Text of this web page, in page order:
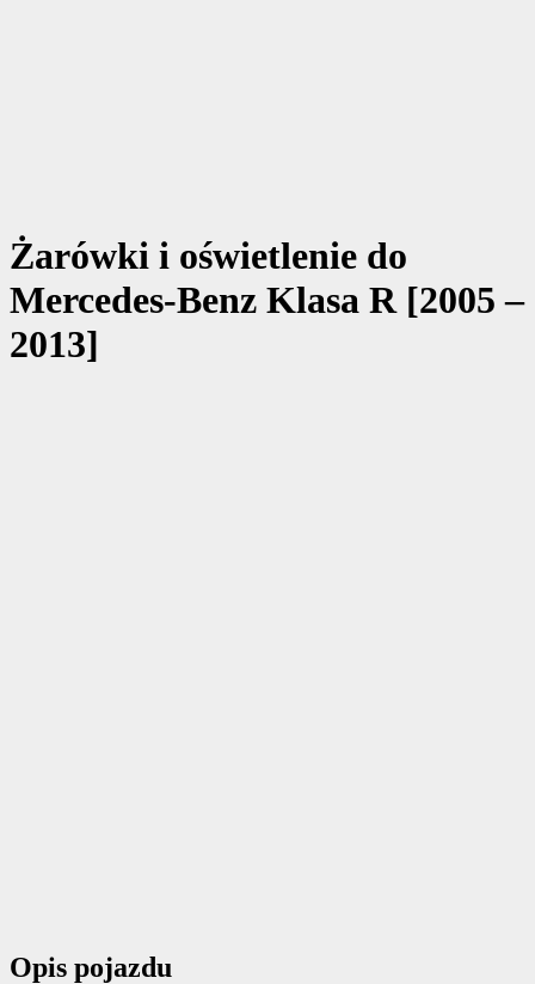
Żarówki i oświetlenie do
Mercedes-Benz Klasa R [2005 –
2013]
Opis pojazdu